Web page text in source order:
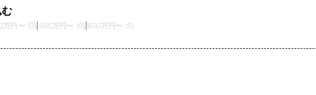
万円〜 (0) 500万円〜 (0) 600万円〜 (0)